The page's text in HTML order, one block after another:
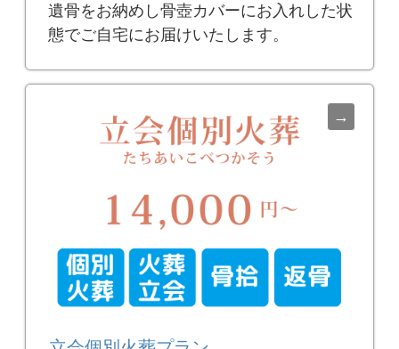
遺骨をお納めし骨壺カバーにお入れした状
態でご自宅にお届けいたします。